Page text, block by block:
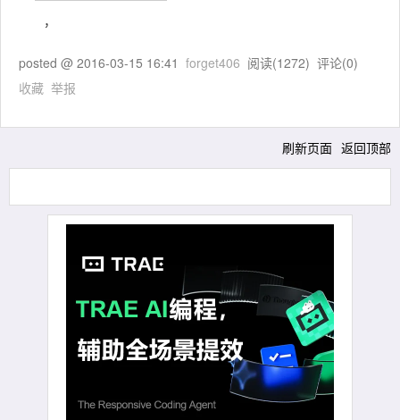
，
posted @ 2016-03-15 16:41 forget406 阅读(1272) 评论(0)
收藏 举报
刷新页面 返回顶部